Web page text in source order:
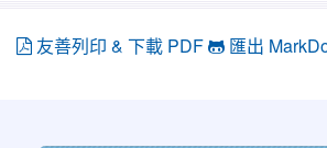
友善列印 & 下載 PDF 匯出